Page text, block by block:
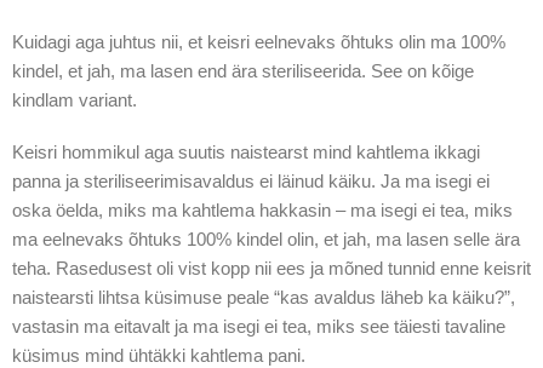
Kuidagi aga juhtus nii, et keisri eelnevaks õhtuks olin ma 100%
kindel, et jah, ma lasen end ära steriliseerida. See on kõige
kindlam variant.
Keisri hommikul aga suutis naistearst mind kahtlema ikkagi
panna ja steriliseerimisavaldus ei läinud käiku. Ja ma isegi ei
oska öelda, miks ma kahtlema hakkasin – ma isegi ei tea, miks
ma eelnevaks õhtuks 100% kindel olin, et jah, ma lasen selle ära
teha. Rasedusest oli vist kopp nii ees ja mõned tunnid enne keisrit
naistearsti lihtsa küsimuse peale “kas avaldus läheb ka käiku?”,
vastasin ma eitavalt ja ma isegi ei tea, miks see täiesti tavaline
küsimus mind ühtäkki kahtlema pani.